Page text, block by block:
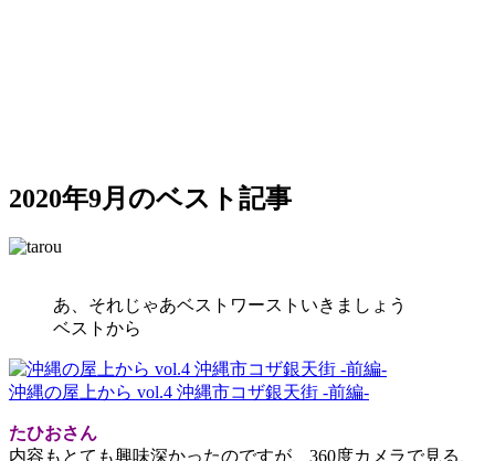
2020年9月のベスト記事
あ、それじゃあベストワーストいきましょう
ベストから
沖縄の屋上から vol.4 沖縄市コザ銀天街 -前編-
たひおさん
内容もとても興味深かったのですが、360度カメラで見る、